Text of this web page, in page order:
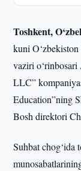
Toshkent,
kuni
vaziri
LLC”
Education”ning
Bosh direktori
Suhbat chog‘ida